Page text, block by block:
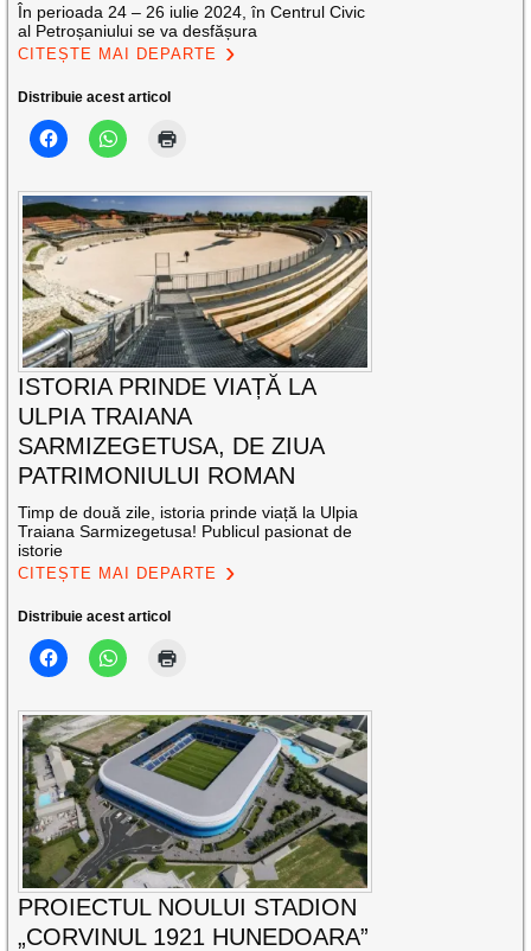
În perioada 24 – 26 iulie 2024, în Centrul Civic
al Petroșaniului se va desfășura
CITEȘTE MAI DEPARTE
Distribuie acest articol
ISTORIA PRINDE VIAȚĂ LA
ULPIA TRAIANA
SARMIZEGETUSA, DE ZIUA
PATRIMONIULUI ROMAN
Timp de două zile, istoria prinde viață la Ulpia
Traiana Sarmizegetusa! Publicul pasionat de
istorie
CITEȘTE MAI DEPARTE
Distribuie acest articol
PROIECTUL NOULUI STADION
„CORVINUL 1921 HUNEDOARA”